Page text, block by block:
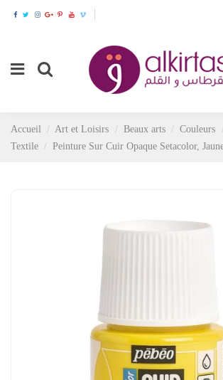
Accueil Art et Loisirs Beaux arts Couleurs
Textile
Peinture Sur Cuir Opaque Setacolor,